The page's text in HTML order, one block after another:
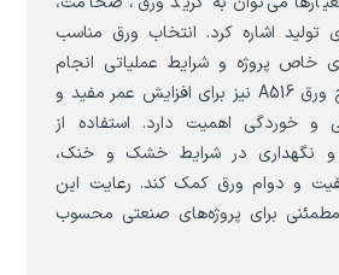
تولید اشاره کرد. انتخاب ورق مناسب
خاص پروژه و شرایط عملیاتی انجام
شود. نگهداری صحیح ورق A516 نیز برای افزایش عمر مفید و
و خوردگی اهمیت دارد. استفاده از
نگهداری در شرایط خشک و خنک،
و دوام ورق کمک کند. رعایت این
مطمئنی برای پروژه‌های صنعتی محسوب